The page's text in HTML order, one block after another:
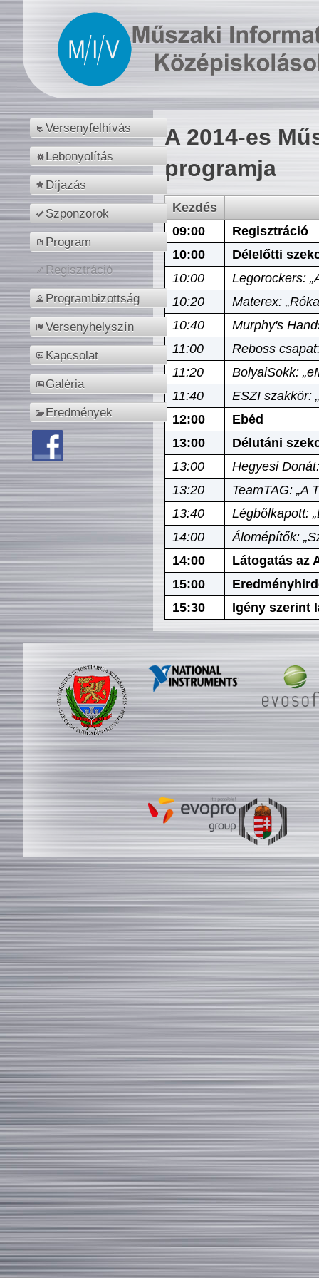
Versenyfelhívás
Lebonyolítás
Díjazás
Szponzorok
Program
Regisztráció
Programbizottság
Versenyhelyszín
Kapcsolat
Galéria
Eredmények
A 2014-es
programja
Kezdés
09:00
Regisztráció
10:00
Délelőtti
10:00
Legorockers:
10:20
Materex:
10:40
Murphy's
11:00
Reboss
11:20
BolyaiSokk:
11:40
ESZI szakkör:
12:00
Ebéd
13:00
Délutáni
13:00
Hegyesi
13:20
TeamTAG: „A
13:40
Légbőlkapott:
14:00
Álomépítők:
14:00
Látogatás az
15:00
15:30
Igény szerint